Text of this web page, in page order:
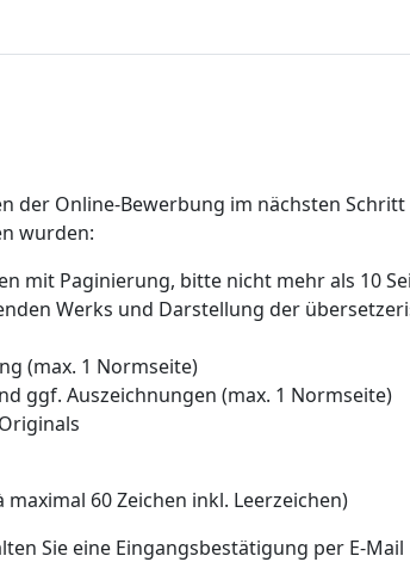
der Online-Bewerbung im nächsten
wurden:
mit Paginierung, bitte nicht mehr als 10
Werks und Darstellung der
(max. 1 Normseite)
ggf. Auszeichnungen (max. 1 Normseite)
60 Zeichen inkl. Leerzeichen)
Sie eine Eingangsbestätigung per E-